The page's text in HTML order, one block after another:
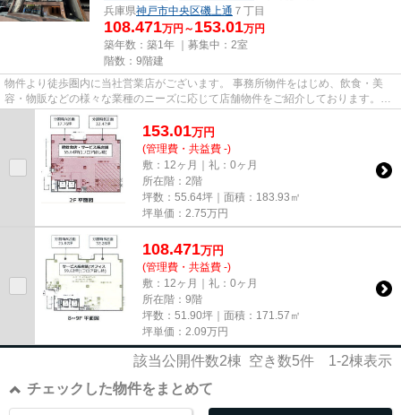
兵庫県神戸市中央区磯上通 ７丁目
108.471万円～ 153.01万円
築年数：築1年 ｜募集中： 2室
階数：9階建
物件より徒歩圏内に当社営業店がございます。 事務所物件をはじめ、飲食・美
容・物販などの様々な業種のニーズに応じて店舗物件をご紹介しております。
尚、弊社ではおとり広告は一切...
153.01万円
(管理費・共益費 -)
敷：12ヶ月｜礼：0ヶ月
所在階：2階
坪数：55.64坪｜面積：183.93㎡
坪単価： 2.75万円
108.471万円
(管理費・共益費 -)
敷：12ヶ月｜礼：0ヶ月
所在階：9階
坪数：51.90坪｜面積：171.57㎡
坪単価： 2.09万円
該当公開件数2棟 空き数5件 1-2棟表示
チェックした物件をまとめて